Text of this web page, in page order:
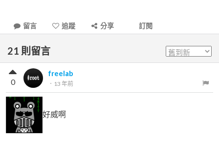
留言 追蹤 分享 訂閱
21 則留言
freelab
． 13 年前
0
好威啊